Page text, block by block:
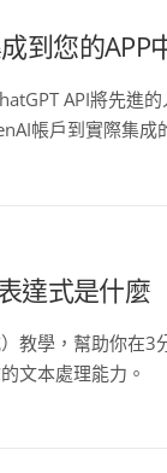
到您的APP
API將先進的
帳戶到實際集成
達式是什麼
教學，幫助你在3
文本處理能力。